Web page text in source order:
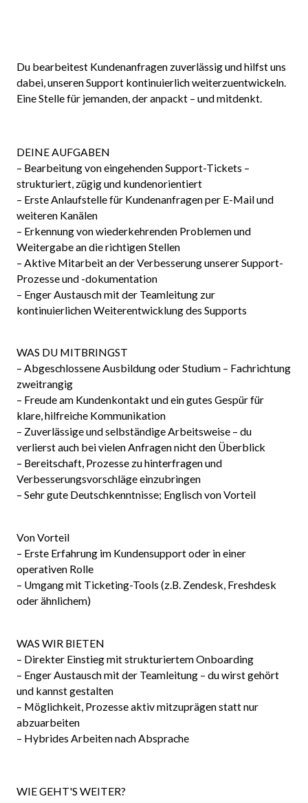
Du bearbeitest Kundenanfragen zuverlässig und hilfst uns
dabei, unseren Support kontinuierlich weiterzuentwickeln.
Eine Stelle für jemanden, der anpackt – und mitdenkt.
DEINE AUFGABEN
– Bearbeitung von eingehenden Support-Tickets –
strukturiert, zügig und kundenorientiert
– Erste Anlaufstelle für Kundenanfragen per E-Mail und
weiteren Kanälen
– Erkennung von wiederkehrenden Problemen und
Weitergabe an die richtigen Stellen
– Aktive Mitarbeit an der Verbesserung unserer Support-
Prozesse und -dokumentation
– Enger Austausch mit der Teamleitung zur
kontinuierlichen Weiterentwicklung des Supports
WAS DU MITBRINGST
– Abgeschlossene Ausbildung oder Studium – Fachrichtung
zweitrangig
– Freude am Kundenkontakt und ein gutes Gespür für
klare, hilfreiche Kommunikation
– Zuverlässige und selbständige Arbeitsweise – du
verlierst auch bei vielen Anfragen nicht den Überblick
– Bereitschaft, Prozesse zu hinterfragen und
Verbesserungsvorschläge einzubringen
– Sehr gute Deutschkenntnisse; Englisch von Vorteil
Von Vorteil
– Erste Erfahrung im Kundensupport oder in einer
operativen Rolle
– Umgang mit Ticketing-Tools (z.B. Zendesk, Freshdesk
oder ähnlichem)
WAS WIR BIETEN
– Direkter Einstieg mit strukturiertem Onboarding
– Enger Austausch mit der Teamleitung – du wirst gehört
und kannst gestalten
– Möglichkeit, Prozesse aktiv mitzuprägen statt nur
abzuarbeiten
– Hybrides Arbeiten nach Absprache
WIE GEHT'S WEITER?